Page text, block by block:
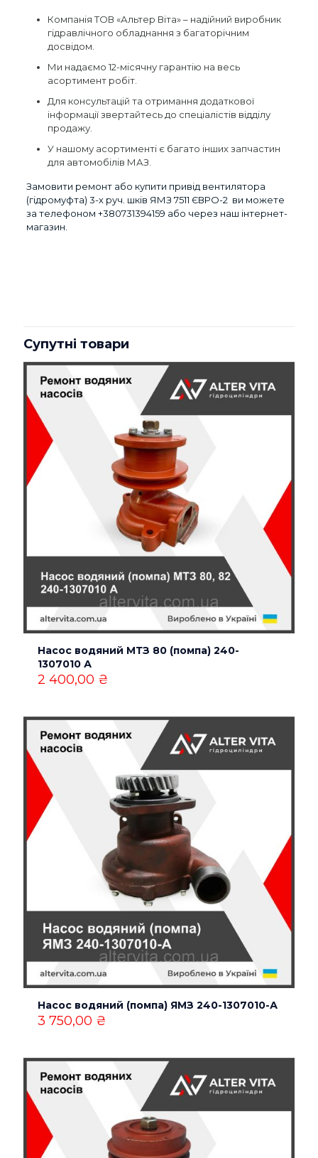
Компанія ТОВ «Альтер Віта» – надійний виробник
гідравлічного обладнання з багаторічним
досвідом.
Ми надаємо 12-місячну гарантію на весь
асортимент робіт.
Для консультацій та отримання додаткової
інформації звертайтесь до спеціалістів відділу
продажу.
У нашому асортименті є багато інших запчастин
для автомобілів МАЗ.
Замовити ремонт або купити привід вентилятора
(гідромуфта) 3-х руч. шків ЯМЗ 7511 ЄВРО-2 ви можете
за телефоном +380731394159 або через наш інтернет-
магазин.
відгук на “Привід вентилятора
(гідромуфта) 3-х руч. шків ЯМЗ
7511 ЄВРО-2”
Ваша e-mail адреса не оприлюднюватиметься.
Обов’язкові поля позначені*
Ваша оцінка
2 з 5
3 з 5
зірок
зірок
Назва*
Email *
Зберегти моє ім'я, e-mail, та адресу сайту в цьому
браузері для моїх подальших коментарів.
Супутні товари
Насос водяний МТЗ 80 (помпа) 240-
1307010 А
2 400,00 ₴
Насос водяний (помпа) ЯМЗ 240-1307010-А
3 750,00 ₴